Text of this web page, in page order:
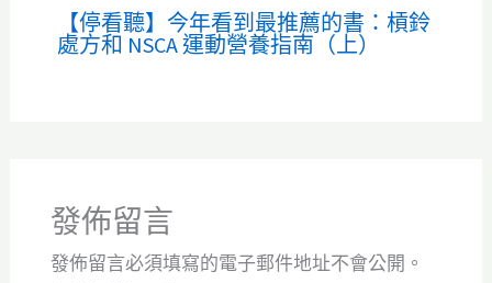
【停看聽】今年看到最推薦的書：槓鈴
處方和 NSCA 運動營養指南（上）
發佈留言
發佈留言必須填寫的電子郵件地址不會公開。